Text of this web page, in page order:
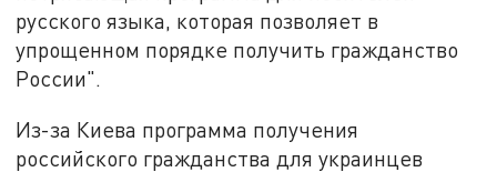
русского языка, которая позволяет в
упрощенном порядке получить гражданство
России".
Из-за Киева программа получения
российского гражданства для украинцев